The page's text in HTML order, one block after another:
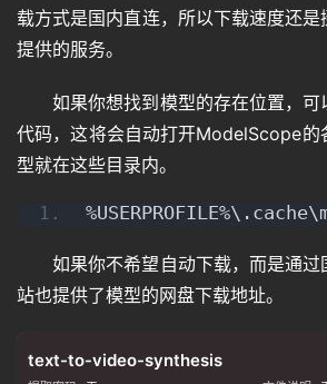
载方式是国内直连，所以下载速度还
提供的服务。
如果你想找到模型的存在位置，
代码，这将会自动打开ModelScope的
型就在这些目录内。
如果你不希望自动下载，而是通
站也提供了模型的网盘下载地址。
text-to-video-synthesis